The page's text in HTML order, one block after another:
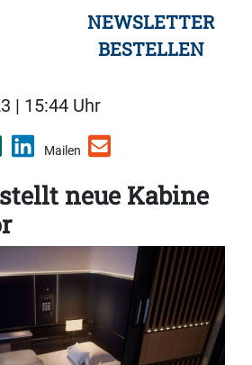
NEWSLETTER
BESTELLEN
| 15:44 Uhr
Mailen
neue Kabine